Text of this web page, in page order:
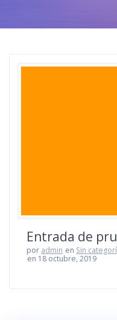
Entrada de
por admin en Sin
en 18 octubre, 2019